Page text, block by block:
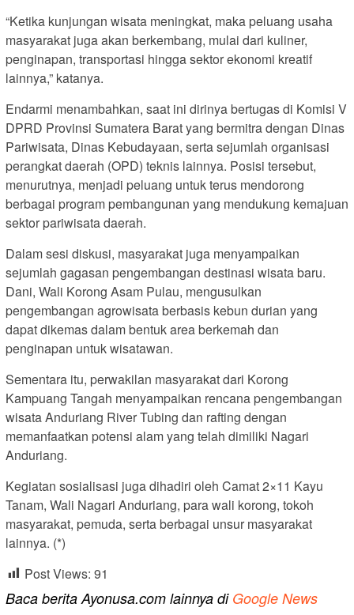
“Ketika kunjungan wisata meningkat, maka peluang usaha
masyarakat juga akan berkembang, mulai dari kuliner,
penginapan, transportasi hingga sektor ekonomi kreatif
lainnya,” katanya.
Endarmi menambahkan, saat ini dirinya bertugas di Komisi V
DPRD Provinsi Sumatera Barat yang bermitra dengan Dinas
Pariwisata, Dinas Kebudayaan, serta sejumlah organisasi
perangkat daerah (OPD) teknis lainnya. Posisi tersebut,
menurutnya, menjadi peluang untuk terus mendorong
berbagai program pembangunan yang mendukung kemajuan
sektor pariwisata daerah.
Dalam sesi diskusi, masyarakat juga menyampaikan
sejumlah gagasan pengembangan destinasi wisata baru.
Dani, Wali Korong Asam Pulau, mengusulkan
pengembangan agrowisata berbasis kebun durian yang
dapat dikemas dalam bentuk area berkemah dan
penginapan untuk wisatawan.
Sementara itu, perwakilan masyarakat dari Korong
Kampuang Tangah menyampaikan rencana pengembangan
wisata Anduriang River Tubing dan rafting dengan
memanfaatkan potensi alam yang telah dimiliki Nagari
Anduriang.
Kegiatan sosialisasi juga dihadiri oleh Camat 2×11 Kayu
Tanam, Wali Nagari Anduriang, para wali korong, tokoh
masyarakat, pemuda, serta berbagai unsur masyarakat
lainnya. (*)
Post Views: 91
Baca berita Ayonusa.com lainnya di Google News